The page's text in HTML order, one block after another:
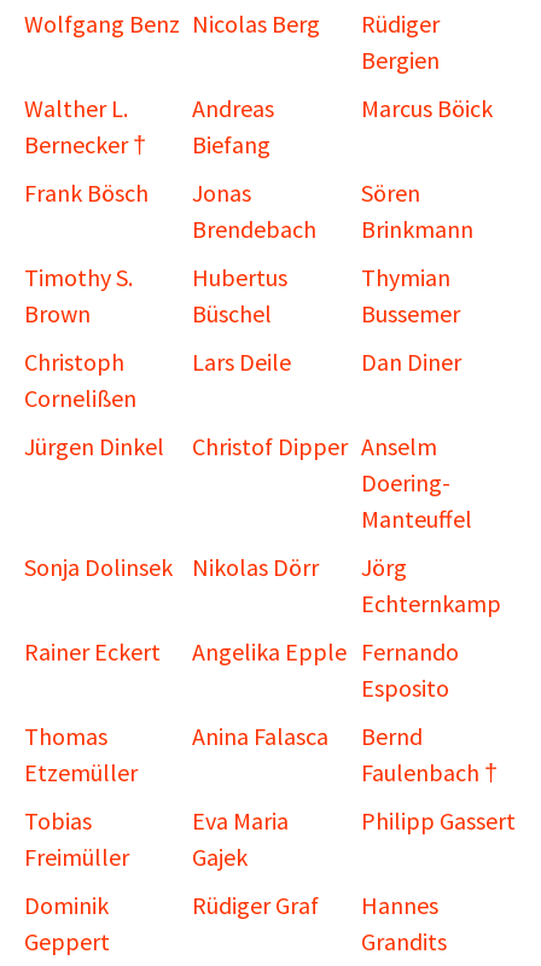
Wolfgang Benz Nicolas Berg
Rüdiger
Bergien
Walther L.
Bernecker †
Andreas
Biefang
Marcus Böick
Frank Bösch
Jonas
Brendebach
Sören
Brinkmann
Timothy S.
Brown
Hubertus
Büschel
Thymian
Bussemer
Christoph
Cornelißen
Lars Deile Dan Diner
Jürgen Dinkel Christof Dipper Anselm
Doering-
Manteuffel
Sonja Dolinsek
Nikolas Dörr
Jörg
Echternkamp
Rainer Eckert
Angelika Epple Fernando
Esposito
Thomas
Etzemüller
Anina Falasca
Bernd
Faulenbach †
Tobias
Freimüller
Eva Maria
Gajek
Philipp Gassert
Dominik
Geppert
Rüdiger Graf
Hannes
Grandits